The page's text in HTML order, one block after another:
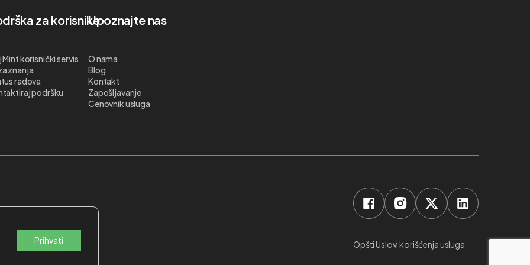
za korisnike
Mint korisnički servis
znanja
radova
podršku
Upoznajte nas
O nama
Blog
Kontakt
Zapošljavanje
Cenovnik usluga
Opšti Uslovi korišćenja usluga
Prihvati